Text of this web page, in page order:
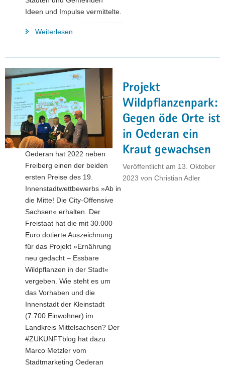
Ideen und Impulse vermittelte.
Weiterlesen
die
Mitte!«:
Experten
und
Vertreter
der
Kommunen
trafen
sich
in
Reichenbach"
Projekt
Wildpflanzenpark:
Gegen öde Orte ist
in Oederan ein
Kraut gewachsen
Veröffentlicht am 13. Oktober
2023 von Christian Adler
Oederan hat 2022 neben
Freiberg einen der beiden
ersten Preise des 19.
Innenstadtwettbewerbs »Ab in
die Mitte! Die City-Offensive
Sachsen« erhalten. Der
Freistaat hat die mit 30.000
Euro dotierte Auszeichnung
für das Projekt »Ernährung
neu gedacht – Essbare
Wildpflanzen in der Stadt«
vergeben. Wie steht es um
das Vorhaben und die
Innenstadt der Kleinstadt
(7.700 Einwohner) im
Landkreis Mittelsachsen? Der
#ZUKUNFTblog hat dazu
Marco Metzler vom
Stadtmarketing Oederan